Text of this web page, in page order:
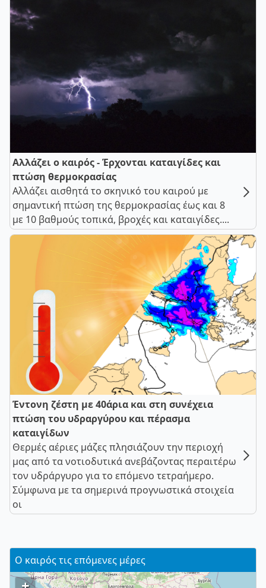
Αλλάζει ο καιρός - Έρχονται καταιγίδες και
πτώση θερμοκρασίας
Αλλάζει αισθητά το σκηνικό του καιρού με
σημαντική πτώση της θερμοκρασίας έως και 8
με 10 βαθμούς τοπικά, βροχές και καταιγίδες....
Έντονη ζέστη με 40άρια και στη συνέχεια
πτώση του υδραργύρου και πέρασμα
καταιγίδων
Θερμές αέριες μάζες πλησιάζουν την περιοχή
μας από τα νοτιοδυτικά ανεβάζοντας περαιτέρω
τον υδράργυρο για το επόμενο τετραήμερο.
Σύμφωνα με τα σημερινά προγνωστικά στοιχεία
οι
Ο καιρός τις επόμενες μέρες